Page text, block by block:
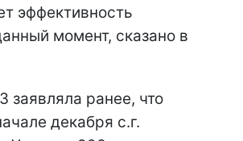
эффективность
момент, сказано в
заявляла ранее, что
декабря с.г.